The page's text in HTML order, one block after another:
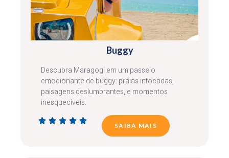
Buggy
Descubra Maragogi em um passeio
emocionante de buggy: praias intocadas,
paisagens deslumbrantes, e momentos
inesquecíveis.
    
SAIBA MAIS